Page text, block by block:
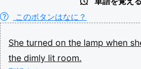
このボタンはなに？
She turned on the lamp when
the dimly lit room.